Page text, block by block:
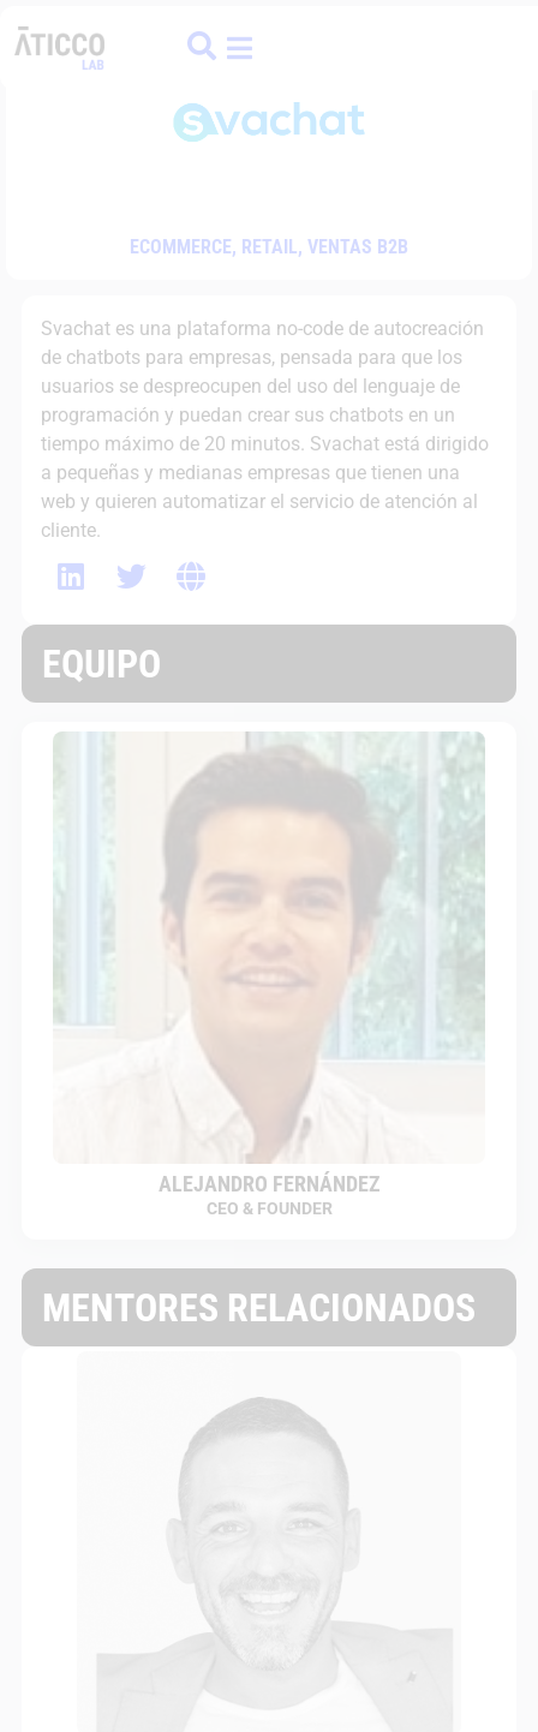
ECOMMERCE, RETAIL, VENTAS B2B
Svachat es una plataforma no-code de autocreación
de chatbots para empresas, pensada para que los
usuarios se despreocupen del uso del lenguaje de
programación y puedan crear sus chatbots en un
tiempo máximo de 20 minutos. Svachat está dirigido
a pequeñas y medianas empresas que tienen una
web y quieren automatizar el servicio de atención al
cliente.
EQUIPO
ALEJANDRO FERNÁNDEZ
CEO & FOUNDER
MENTORES RELACIONADOS